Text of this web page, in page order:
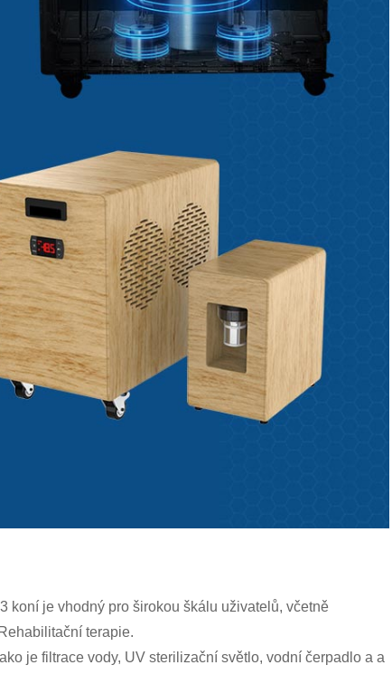
koní je vhodný pro širokou škálu uživatelů, včetně
terapie.
je filtrace vody, UV sterilizační světlo, vodní čerpadlo a a